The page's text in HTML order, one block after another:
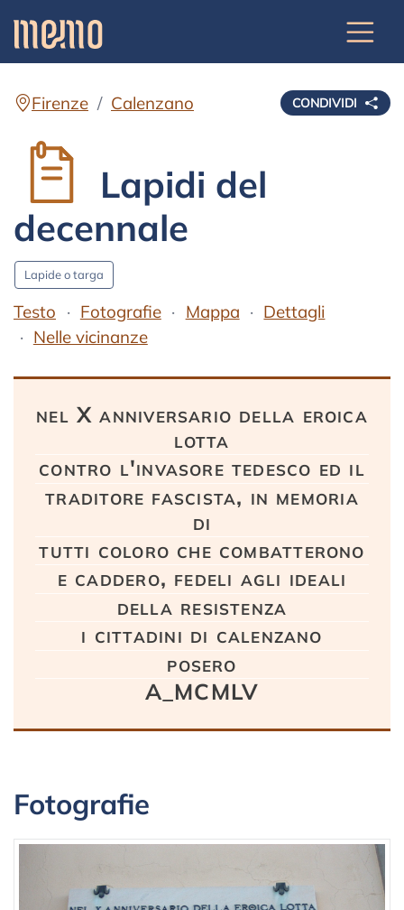
CONDIVIDI
Firenze Calenzano
Lapidi del
decennale
Lapide o targa
Testo Fotografie Mappa
Dettagli
Nelle vicinanze
nel X anniversario della eroica
lotta
contro l'invasore tedesco ed il
traditore fascista, in memoria
di
tutti coloro che combatterono
e caddero, fedeli agli ideali
della resistenza
i cittadini di calenzano
posero
A_MCMLV
Fotografie